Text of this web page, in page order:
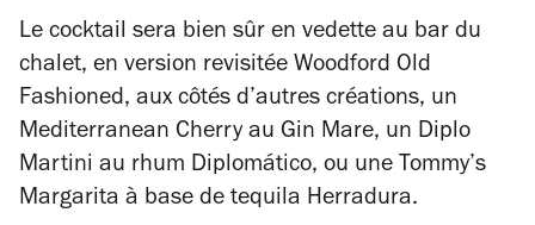
Le cocktail sera bien sûr en vedette au bar du
chalet, en version revisitée Woodford Old
Fashioned, aux côtés d’autres créations, un
Mediterranean Cherry au Gin Mare, un Diplo
Martini au rhum Diplomático, ou une Tommy’s
Margarita à base de tequila Herradura.